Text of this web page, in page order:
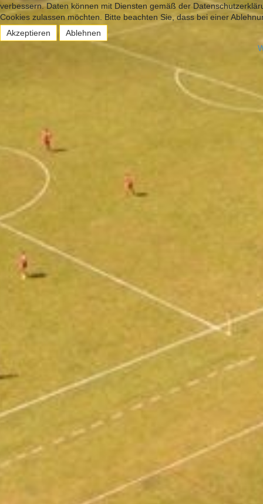
verbessern. Daten können mit Diensten gemäß der
Cookies zulassen möchten. Bitte beachten Sie, dass bei einer
Akzeptieren
Ablehnen